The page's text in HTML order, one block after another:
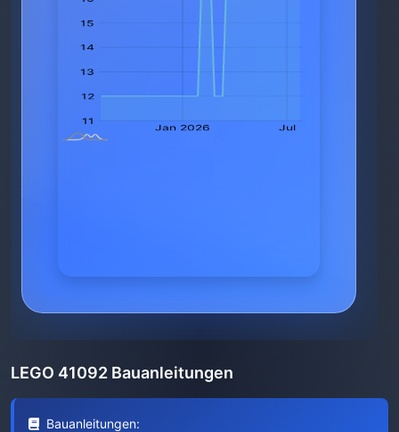
LEGO 41092 Bauanleitungen
Bauanleitungen: